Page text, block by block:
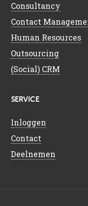
Consultancy
Contact
Human Resources
Outsourcing
(Social) CRM
SERVICE
Inloggen
Contact
Deelnemen